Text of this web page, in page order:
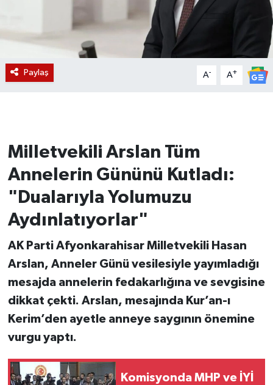
Paylaş A- A+
Milletvekili Arslan Tüm
Annelerin Gününü Kutladı:
"Dualarıyla Yolumuzu
Aydınlatıyorlar"
AK Parti Afyonkarahisar Milletvekili Hasan
Arslan, Anneler Günü vesilesiyle yayımladığı
mesajda annelerin fedakarlığına ve sevgisine
dikkat çekti. Arslan, mesajında Kur’an-ı
Kerim’den ayetle anneye saygının önemine
vurgu yaptı.
Komisyonda MHP ve İYİ